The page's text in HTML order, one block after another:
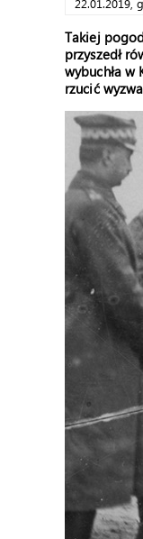
22.01.2019,
Takiej
przyszedł
wybuchła w
rzucić